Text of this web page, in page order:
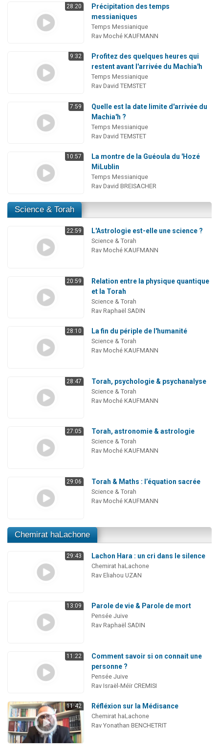
28:20
Précipitation des temps
messianiques
Temps Messianique
Rav Moché KAUFMANN
9:32
Profitez des quelques heures qui
restent avant l'arrivée du Machia'h
Temps Messianique
Rav David TEMSTET
7:59
Quelle est la date limite d'arrivée du
Machia'h ?
Temps Messianique
Rav David TEMSTET
10:57
La montre de la Guéoula du 'Hozé
MiLublin
Temps Messianique
Rav David BREISACHER
Science & Torah
22:59 L'Astrologie est-elle une science ?
Science & Torah
Rav Moché KAUFMANN
20:59
Relation entre la physique quantique
et la Torah
Science & Torah
Rav Raphaël SADIN
28:10 La fin du périple de l'humanité
Science & Torah
Rav Moché KAUFMANN
28:47 Torah, psychologie & psychanalyse
Science & Torah
Rav Moché KAUFMANN
27:05 Torah, astronomie & astrologie
Science & Torah
Rav Moché KAUFMANN
29:06 Torah & Maths : l’équation sacrée
Science & Torah
Rav Moché KAUFMANN
Chemirat haLachone
29:43 Lachon Hara : un cri dans le silence
Chemirat haLachone
Rav Eliahou UZAN
13:09 Parole de vie & Parole de mort
Pensée Juive
Rav Raphaël SADIN
11:22
Comment savoir si on connait une
personne ?
Pensée Juive
Rav Israël-Méïr CREMISI
11:42 Réfléxion sur la Médisance
Chemirat haLachone
Rav Yonathan BENCHETRIT